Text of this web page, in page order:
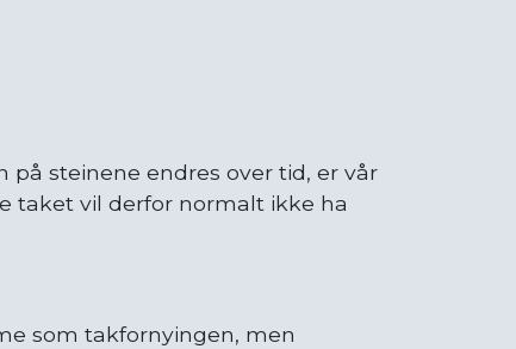
steinene endres over tid, er vår
taket vil derfor normalt ikke ha
som takfornyingen, men